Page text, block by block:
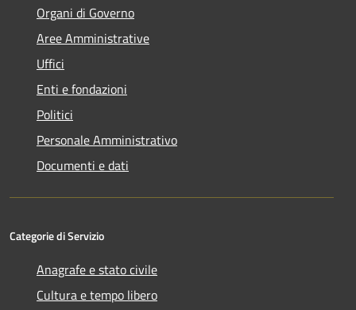
Organi di Governo
Aree Amministrative
Uffici
Enti e fondazioni
Politici
Personale Amministrativo
Documenti e dati
Categorie di Servizio
Anagrafe e stato civile
Cultura e tempo libero